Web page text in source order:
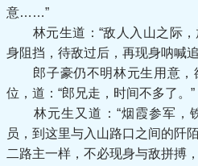
意……”
林元生道：“敌人入山之际，
身阻挡，待敌过后，再现身呐喊
郎子豪仍不明林元生用意，
位，道：“郎兄走，时间不多了。”
林元生又道：“烟霞参军，
员，到这里与入山路口之间的阡
二路主一样，不必现身与敌拼搏